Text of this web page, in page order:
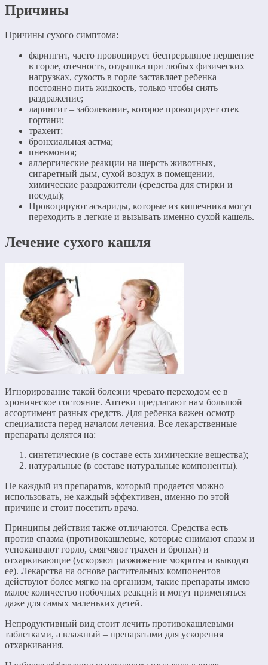
Причины
Причины сухого симптома:
фарингит, часто провоцирует беспрерывное першение
в горле, отечность, отдышка при любых физических
нагрузках, сухость в горле заставляет ребенка
постоянно пить жидкость, только чтобы снять
раздражение;
ларингит – заболевание, которое провоцирует отек
гортани;
трахеит;
бронхиальная астма;
пневмония;
аллергические реакции на шерсть животных,
сигаретный дым, сухой воздух в помещении,
химические раздражители (средства для стирки и
посуды);
Провоцируют аскариды, которые из кишечника могут
переходить в легкие и вызывать именно сухой кашель.
Лечение сухого кашля
Игнорирование такой болезни чревато переходом ее в
хроническое состояние. Аптеки предлагают нам большой
ассортимент разных средств. Для ребенка важен осмотр
специалиста перед началом лечения. Все лекарственные
препараты делятся на:
синтетические (в составе есть химические вещества);
натуральные (в составе натуральные компоненты).
Не каждый из препаратов, который продается можно
использовать, не каждый эффективен, именно по этой
причине и стоит посетить врача.
Принципы действия также отличаются. Средства есть
против спазма (противокашлевые, которые снимают спазм и
успокаивают горло, смягчяют трахеи и бронхи) и
отхаркивающие (ускоряют разжижение мокроты и выводят
ее). Лекарства на основе растительных компонентов
действуют более мягко на организм, такие препараты имею
малое количество побочных реакций и могут применяться
даже для самых маленьких детей.
Непродуктивный вид стоит лечить противокашлевыми
таблетками, а влажный – препаратами для ускорения
отхаркивания.